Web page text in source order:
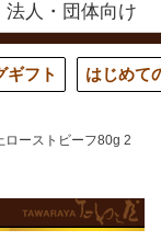
法人・団体向け
ギフト はじめて
ローストビーフ80g 2